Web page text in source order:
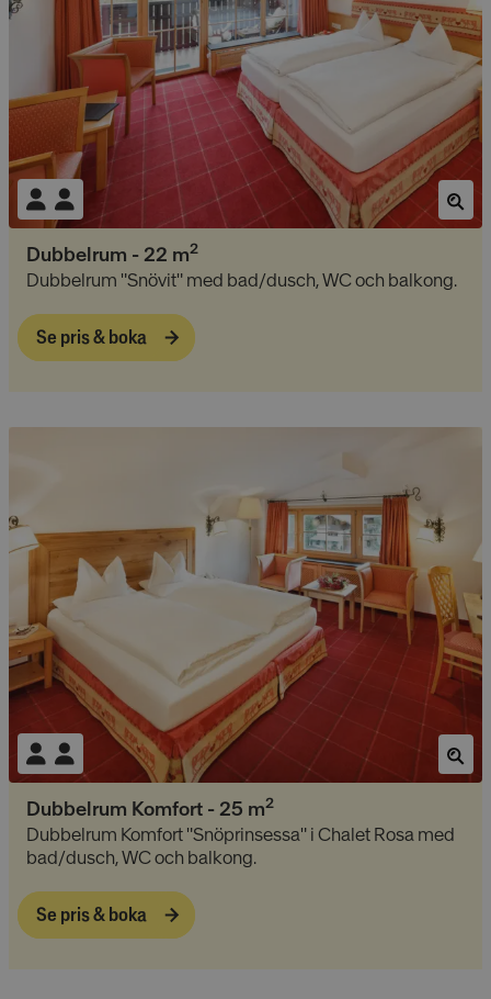
Dubbelrum - 22 m2
Dubbelrum "Snövit" med bad/dusch, WC och balkong.
Se pris & boka
Dubbelrum Komfort - 25 m2
Dubbelrum Komfort "Snöprinsessa" i Chalet Rosa med
bad/dusch, WC och balkong.
Se pris & boka